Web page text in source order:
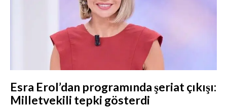
Esra Erol’dan programında şeriat çıkışı:
Milletvekili tepki gösterdi